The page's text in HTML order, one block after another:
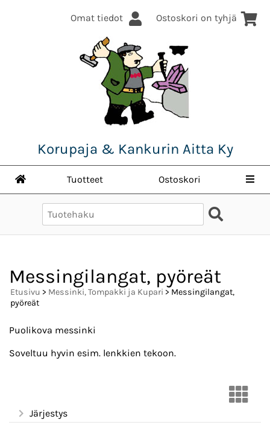
Omat tiedot Ostoskori on tyhjä
Korupaja & Kankurin Aitta Ky
Tuotteet Ostoskori
Messingilangat, pyöreät
Etusivu > Messinki, Tompakki ja Kupari > Messingilangat,
pyöreät
Puolikova messinki
Soveltuu hyvin esim. lenkkien tekoon.
Järjestys